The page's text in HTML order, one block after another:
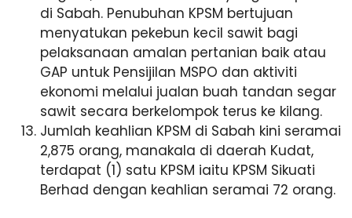
di Sabah. Penubuhan KPSM bertujuan
menyatukan pekebun kecil sawit bagi
pelaksanaan amalan pertanian baik atau
GAP untuk Pensijilan MSPO dan aktiviti
ekonomi melalui jualan buah tandan segar
sawit secara berkelompok terus ke kilang.
Jumlah keahlian KPSM di Sabah kini seramai
2,875 orang, manakala di daerah Kudat,
terdapat (1) satu KPSM iaitu KPSM Sikuati
Berhad dengan keahlian seramai 72 orang.